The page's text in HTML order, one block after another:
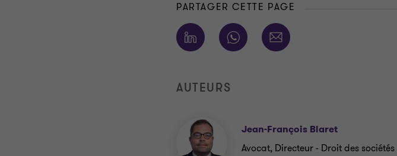
PARTAGER CETTE PAGE
AUTEURS
Jean-François Blaret
Avocat, Directeur - Droit des sociétés